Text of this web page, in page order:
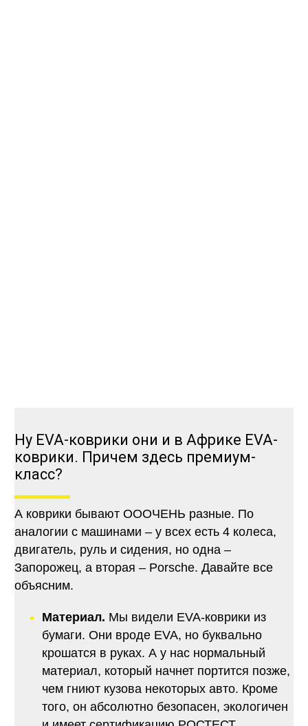
Ну EVA-коврики они и в Африке EVA-
коврики. Причем здесь премиум-
класс?
А коврики бывают ОООЧЕНЬ разные. По
аналогии с машинами – у всех есть 4 колеса,
двигатель, руль и сидения, но одна –
Запорожец, а вторая – Porsche. Давайте все
объясним.
Материал. Мы видели EVA-коврики из
бумаги. Они вроде EVA, но буквально
крошатся в руках. А у нас нормальный
материал, который начнет портится позже,
чем гниют кузова некоторых авто. Кроме
того, он абсолютно безопасен, экологичен